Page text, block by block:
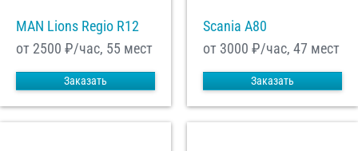
MAN Lions Regio R12
от 2500 ₽/час, 55 мест
Заказать
Scania A80
от 3000 ₽/час, 47 мест
Заказать